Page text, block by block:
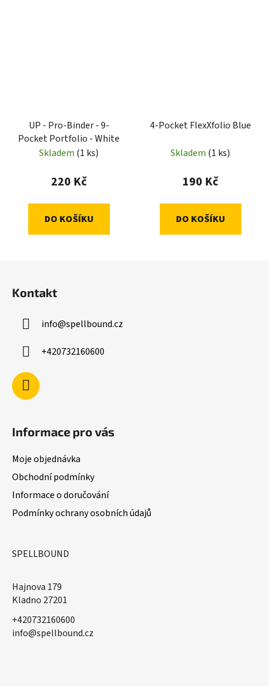
UP - Pro-Binder - 9-
Pocket Portfolio - White
Skladem (1 ks)
220 Kč
DO KOŠÍKU
4-Pocket FlexXfolio Blue
Skladem (1 ks)
190 Kč
DO KOŠÍKU
Kontakt
info@spellbound.cz
+420732160600
Informace pro vás
Moje objednávka
Obchodní podmínky
Informace o doručování
Podmínky ochrany osobních údajů
SPELLBOUND
Hajnova 179
Kladno 27201
+420732160600
​info@spellbound.cz